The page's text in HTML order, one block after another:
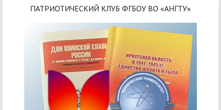
ПАТРИОТИЧЕСКИЙ КЛУБ ФГБОУ ВО «АНГТУ»